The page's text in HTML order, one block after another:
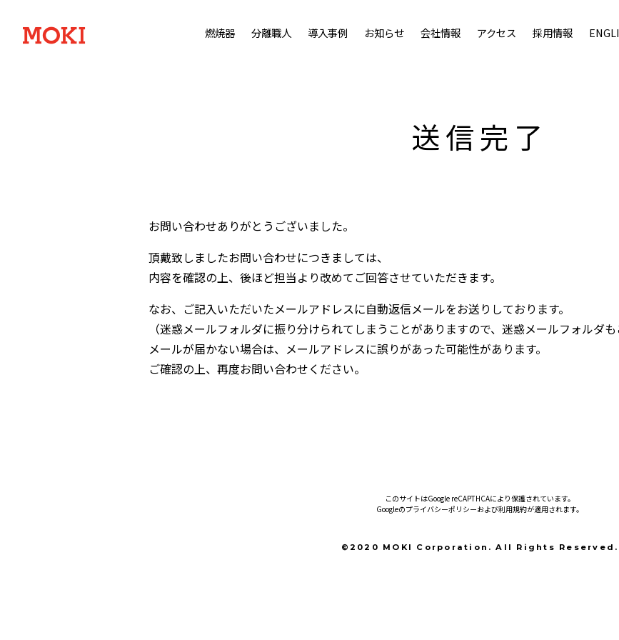
燃焼器 分離職人 導入事例 お知らせ 会社情報 アクセス 採用情報
送信完了
お問い合わせありがとうございました。
頂戴致しましたお問い合わせにつきましては、
内容を確認の上、後ほど担当より改めてご回答させていただきます。
なお、ご記入いただいたメールアドレスに自動返信メールをお送りしております。
（迷惑メールフォルダに振り分けられてしまうことがありますので、迷惑メールフォルダも
メールが届かない場合は、メールアドレスに誤りがあった可能性があります。
ご確認の上、再度お問い合わせください。
このサイトはGoogle reCAPTHCAにより保護されています。
Googleのプライバシーポリシーおよび利用規約が適用されます。
©2020 MOKI Corporation. All Rights Reserved.